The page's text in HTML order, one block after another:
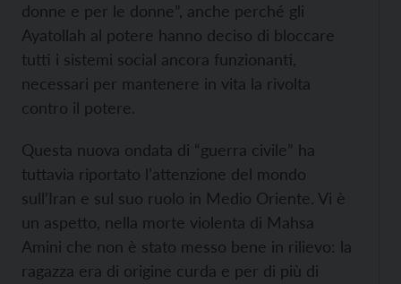
donne e per le donne”, anche perché gli
Ayatollah al potere hanno deciso di bloccare
tutti i sistemi social ancora funzionanti,
necessari per mantenere in vita la rivolta
contro il potere.
Questa nuova ondata di “guerra civile” ha
tuttavia riportato l’attenzione del mondo
sull’Iran e sul suo ruolo in Medio Oriente. Vi è
un aspetto, nella morte violenta di Mahsa
Amini che non è stato messo bene in rilievo: la
ragazza era di origine curda e per di più di